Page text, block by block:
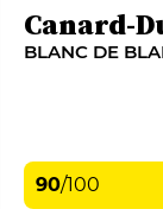
Canard-
BLANC DE
90/100